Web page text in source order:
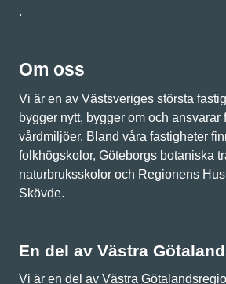
.
Om oss
Vi är en av Västsveriges största
bygger nytt, bygger om och ansvarar
vårdmiljöer. Bland våra fastigheter
folkhögskolor, Göteborgs botaniska
naturbruksskolor och Regionens
Skövde.
En del av Västra
Vi är en del av Västra